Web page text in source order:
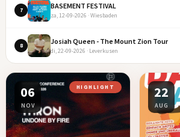
7 BASEMENT FESTIVAL
za, 12-09-2026 · Wiesbaden
8 Josiah Queen - The Mount Zion Tour
di, 22-09-2026 · Leverkusen
06
NOV
HIGHLIGHT 22
AUG